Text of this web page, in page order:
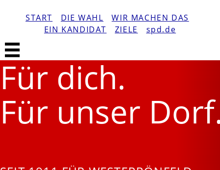
START DIE WAHL
WIR MACHEN DAS
EIN KANDIDAT
ZIELE spd.de
Für dich.
Für unser